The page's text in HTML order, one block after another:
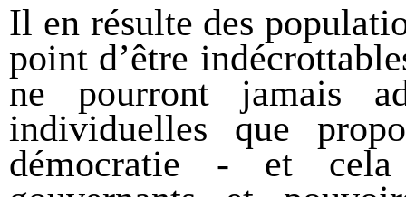
Il en résulte des
point d’être
ne pourront jamais
individuelles que
démocratie - et